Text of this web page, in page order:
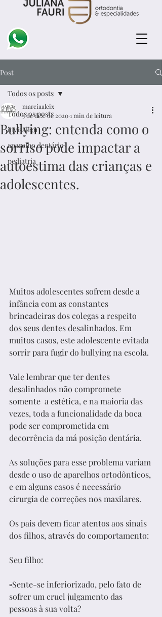
Post
Todos os posts
invisalign
aparelho dentário
pediatria
Todos os posts
Bullying: entenda como o
sorriso pode impactar a
autoestima das crianças e
adolescentes.
marciaaleix
5 de dez. de 20201 min de leitura
Muitos adolescentes sofrem desde a
infância com as constantes
brincadeiras dos colegas a respeito
dos seus dentes desalinhados. Em
muitos casos, este adolescente evitada
sorrir para fugir do bullying na escola.
Vale lembrar que ter dentes
desalinhados não compromete
somente  a estética, e na maioria das
vezes, toda a funcionalidade da boca
pode ser comprometida em
decorrência da má posição dentária.
As soluções para esse problema variam
desde o uso de aparelhos ortodônticos,
e em alguns casos é necessário
cirurgia de correções nos maxilares.
Os pais devem ficar atentos aos sinais
dos filhos, através do comportamento:
Seu filho:
▫️Sente-se inferiorizado, pelo fato de
sofrer um cruel julgamento das
pessoas à sua volta?